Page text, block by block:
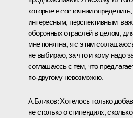
которые в состоянии
интересным, перспективным,
оборонных отраслей в целом,
мне понятна, я с этим
не выбираю, за что и кому надо
соглашаюсь с тем, что
по‑другому невозможно.
А.Бликов: Хотелось только
не столько о стипендиях,